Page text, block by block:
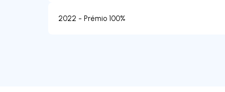
2022 - Prémio 100%